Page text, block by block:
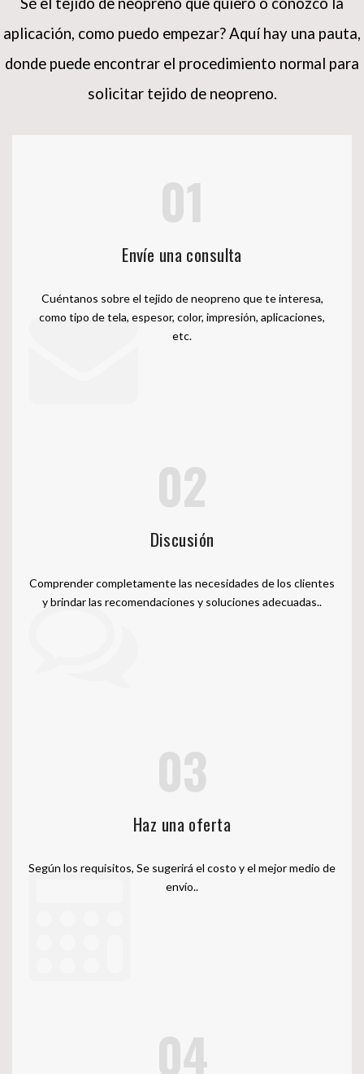
Sé el tejido de neopreno que quiero o conozco la
aplicación, como puedo empezar? Aquí hay una pauta,
donde puede encontrar el procedimiento normal para
solicitar tejido de neopreno.
01
Envíe una consulta
Cuéntanos sobre el tejido de neopreno que te interesa,
como tipo de tela, espesor, color, impresión, aplicaciones,
etc.
02
Discusión
Comprender completamente las necesidades de los clientes
y brindar las recomendaciones y soluciones adecuadas..
03
Haz una oferta
Según los requisitos, Se sugerirá el costo y el mejor medio de
envío..